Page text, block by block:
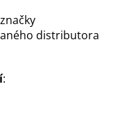
distributora
: